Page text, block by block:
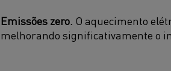
Emissões zero. O aquecimento
melhorando significativamente o